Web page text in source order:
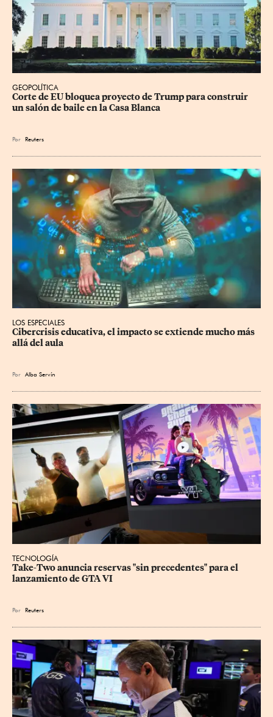
GEOPOLÍTICA
Corte de EU bloquea proyecto de Trump para construir
un salón de baile en la Casa Blanca
Por Reuters
LOS ESPECIALES
Cibercrisis educativa, el impacto se extiende mucho más
allá del aula
Por Alba Servín
TECNOLOGÍA
Take-Two anuncia reservas "sin precedentes" para el
lanzamiento de GTA VI
Por Reuters